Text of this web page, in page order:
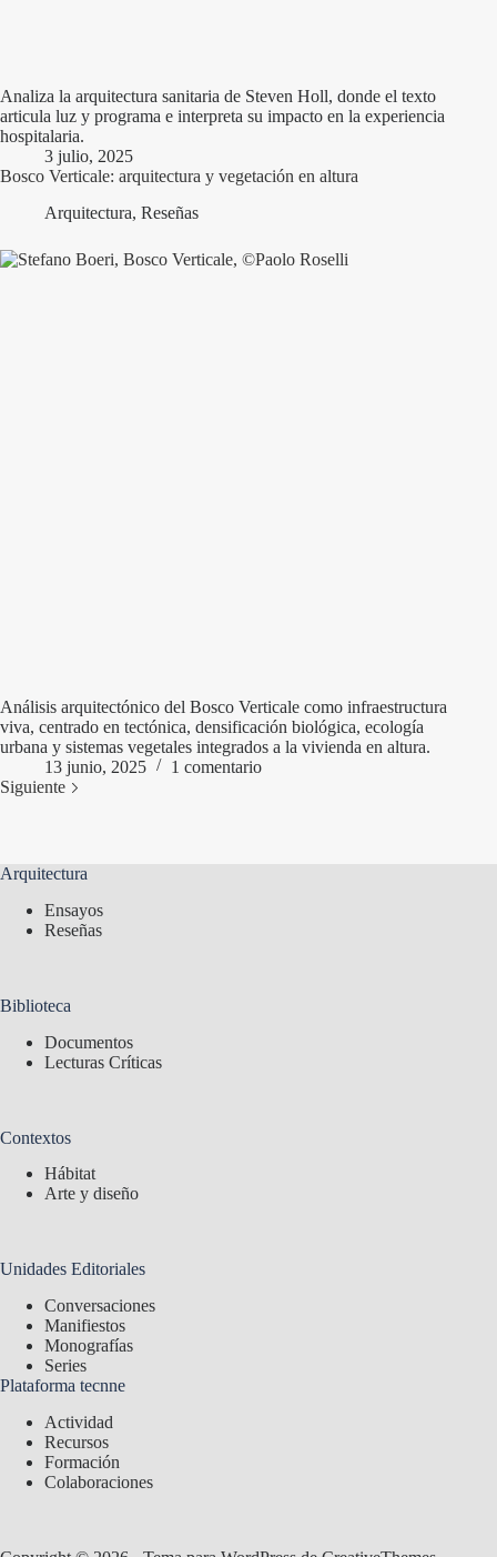
Analiza la arquitectura sanitaria de Steven Holl, donde el texto
articula luz y programa e interpreta su impacto en la experiencia
hospitalaria.
3 julio, 2025
Bosco Verticale: arquitectura y vegetación en altura
Arquitectura, Reseñas
Análisis arquitectónico del Bosco Verticale como infraestructura
viva, centrado en tectónica, densificación biológica, ecología
urbana y sistemas vegetales integrados a la vivienda en altura.
13 junio, 2025
1 comentario
Siguiente
Arquitectura
Ensayos
Reseñas
Biblioteca
Documentos
Lecturas Críticas
Contextos
Hábitat
Arte y diseño
Unidades Editoriales
Conversaciones
Manifiestos
Monografías
Series
Plataforma tecnne
Actividad
Recursos
Formación
Colaboraciones